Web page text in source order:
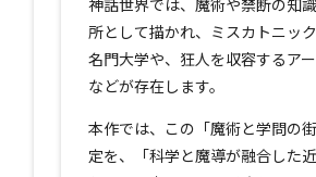
所として描かれ、ミスカトニッ
名門大学や、狂人を収容するア
などが存在します。
本作では、この「魔術と学問の
定を、「科学と魔導が融合した近